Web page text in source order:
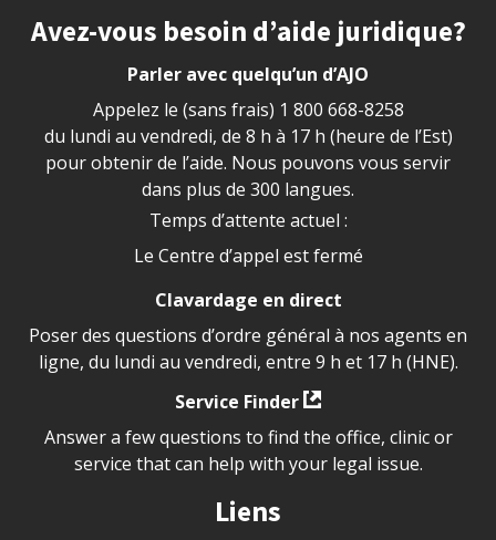
Site footer
Avez-vous besoin d’aide juridique?
Parler avec quelqu’un d’AJO
Appelez le (sans frais) 1 800 668-8258
du lundi au vendredi, de 8 h à 17 h (heure de l’Est)
pour obtenir de l’aide. Nous pouvons vous servir
dans plus de 300 langues.
Temps d’attente actuel :
Le Centre d’appel est fermé
Clavardage en direct
Poser des questions d’ordre général à nos agents en
ligne, du lundi au vendredi, entre 9 h et 17 h (HNE).
Service Finder
Answer a few questions to find the office, clinic or
service that can help with your legal issue.
Liens